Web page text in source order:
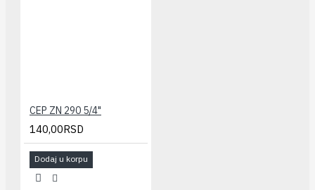
CEP ZN 290 5/4"
140,00RSD
Dodaj u korpu